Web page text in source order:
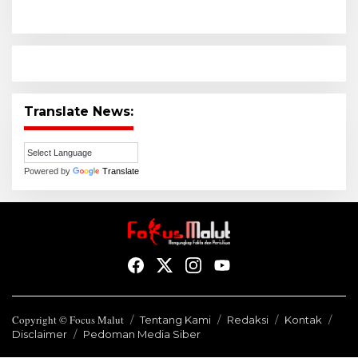
Translate News:
Powered by Translate
Copyright © Focus Malut Tentang Kami Redaksi
Kontak
Disclaimer
Pedoman Media Siber